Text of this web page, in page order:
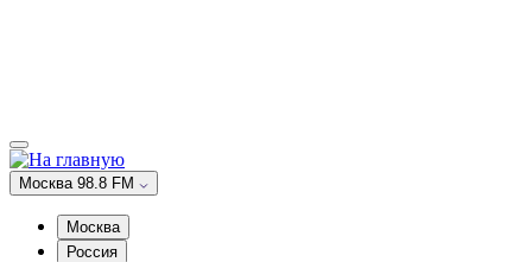
Москва 98.8 FM
Москва
Россия